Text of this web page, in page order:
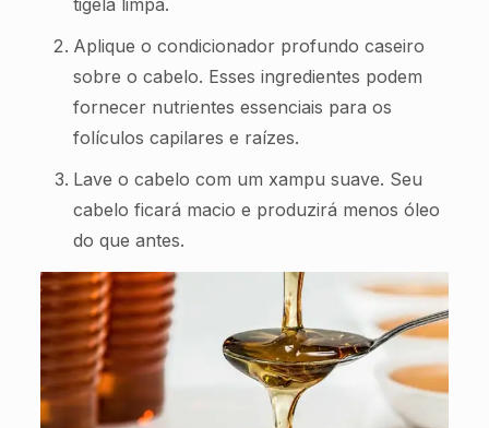
Aplique o condicionador profundo caseiro
sobre o cabelo. Esses ingredientes podem
fornecer nutrientes essenciais para os
folículos capilares e raízes.
Lave o cabelo com um xampu suave. Seu
cabelo ficará macio e produzirá menos óleo
do que antes.